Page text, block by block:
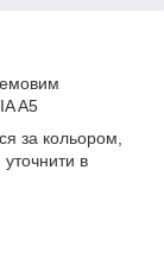
A5
за кольором,
в